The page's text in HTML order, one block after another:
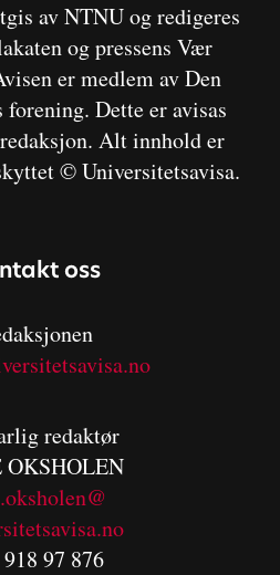
av NTNU og redigeres
og pressens Vær
er medlem av Den
forening. Dette er avisas
Alt innhold er
© Universitetsavisa.
oss
redaktør
OKSHOLEN
97 876